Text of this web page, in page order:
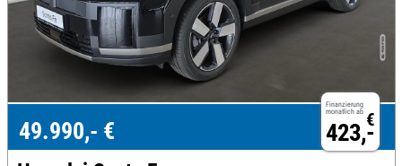
Finanzierung
monatlich ab €
423,-
49.990,- €